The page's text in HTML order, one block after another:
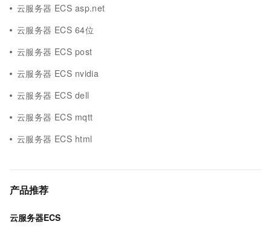
云服务器 ECS asp.net
云服务器 ECS 64位
云服务器 ECS post
云服务器 ECS nvidia
云服务器 ECS dell
云服务器 ECS mqtt
云服务器 ECS html
产品推荐
云服务器ECS